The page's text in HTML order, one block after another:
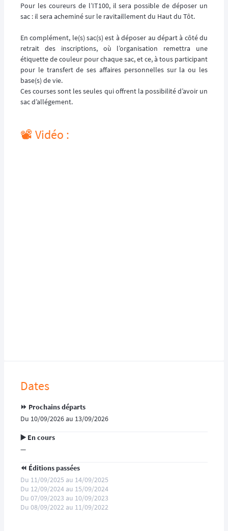
Pour les coureurs de l’IT100, il sera possible de déposer un
sac : il sera acheminé sur le ravitaillement du Haut du Tôt.
En complément, le(s) sac(s) est à déposer au départ à côté du
retrait des inscriptions, où l’organisation remettra une
étiquette de couleur pour chaque sac, et ce, à tous participant
pour le transfert de ses affaires personnelles sur la ou les
base(s) de vie.
Ces courses sont les seules qui offrent la possibilité d’avoir un
sac d’allégement.
📽️ Vidéo :
Dates
⏩️ Prochains départs
Du 10/09/2026 au 13/09/2026
▶️ En cours
—
⏪️ Éditions passées
Du 11/09/2025 au 14/09/2025
Du 12/09/2024 au 15/09/2024
Du 07/09/2023 au 10/09/2023
Du 08/09/2022 au 11/09/2022